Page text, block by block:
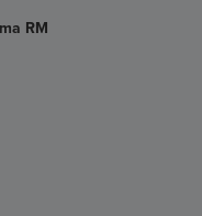
RM